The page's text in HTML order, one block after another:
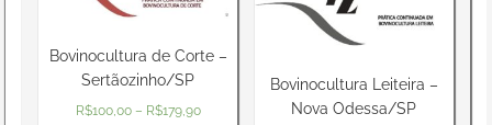
Bovinocultura de Corte –
Sertãozinho/SP
R$100,00– R$179,90
Bovinocultura Leiteira –
Nova Odessa/SP